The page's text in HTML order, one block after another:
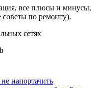
все плюсы и минусы,
по ремонту).
сетях
напортачить